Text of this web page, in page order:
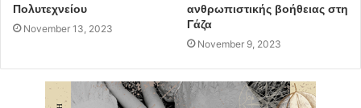
ός ομάδας εθελοντών.
Δήμος Παπάγου - Χολαργού
Πολυτεχνείου
November 13, 2023
ανθρωπιστικής βοήθειας στη
Γάζα
November 9, 2023